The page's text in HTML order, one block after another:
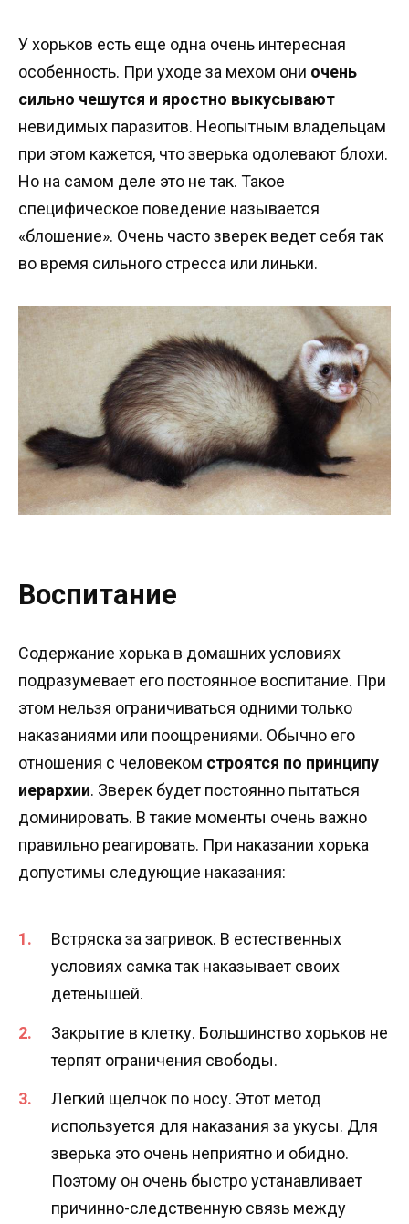
У хорьков есть еще одна очень интересная
особенность. При уходе за мехом они очень
сильно чешутся и яростно выкусывают
невидимых паразитов. Неопытным владельцам
при этом кажется, что зверька одолевают блохи.
Но на самом деле это не так. Такое
специфическое поведение называется
«блошение». Очень часто зверек ведет себя так
во время сильного стресса или линьки.
Воспитание
Содержание хорька в домашних условиях
подразумевает его постоянное воспитание. При
этом нельзя ограничиваться одними только
наказаниями или поощрениями. Обычно его
отношения с человеком строятся по принципу
иерархии. Зверек будет постоянно пытаться
доминировать. В такие моменты очень важно
правильно реагировать. При наказании хорька
допустимы следующие наказания:
Встряска за загривок. В естественных
условиях самка так наказывает своих
детенышей.
Закрытие в клетку. Большинство хорьков не
терпят ограничения свободы.
Легкий щелчок по носу. Этот метод
используется для наказания за укусы. Для
зверька это очень неприятно и обидно.
Поэтому он очень быстро устанавливает
причинно-следственную связь между